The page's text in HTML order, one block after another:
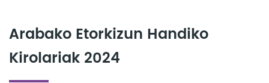
Arabako Etorkizun Handiko
Kirolariak 2024